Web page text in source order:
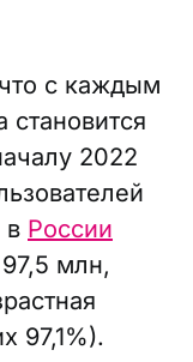
с каждым
становится
2022
в России
млн,
97,1%).